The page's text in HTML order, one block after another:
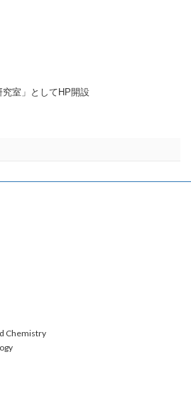
室」としてHP開設
Chemistry